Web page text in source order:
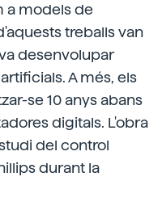
a models de
treballs van
desenvolupar
A més, els
se 10 anys abans
digitals. L'obra
del control
durant la